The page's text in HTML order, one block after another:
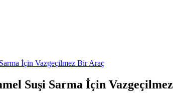
İçin Vazgeçilmez Bir Araç
Suşi Sarma İçin